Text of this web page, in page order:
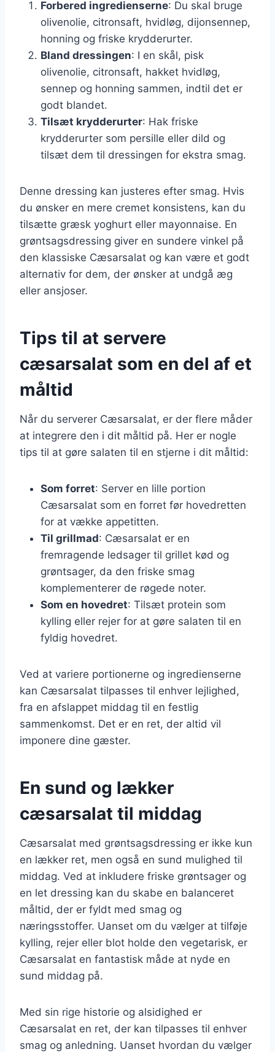
Forbered ingredienserne: Du skal bruge
olivenolie, citronsaft, hvidløg, dijonsennep,
honning og friske krydderurter.
Bland dressingen: I en skål, pisk
olivenolie, citronsaft, hakket hvidløg,
sennep og honning sammen, indtil det er
godt blandet.
Tilsæt krydderurter: Hak friske
krydderurter som persille eller dild og
tilsæt dem til dressingen for ekstra smag.
Denne dressing kan justeres efter smag. Hvis
du ønsker en mere cremet konsistens, kan du
tilsætte græsk yoghurt eller mayonnaise. En
grøntsagsdressing giver en sundere vinkel på
den klassiske Cæsarsalat og kan være et godt
alternativ for dem, der ønsker at undgå æg
eller ansjoser.
Tips til at servere
cæsarsalat som en del af et
måltid
Når du serverer Cæsarsalat, er der flere måder
at integrere den i dit måltid på. Her er nogle
tips til at gøre salaten til en stjerne i dit måltid:
Som forret: Server en lille portion
Cæsarsalat som en forret før hovedretten
for at vække appetitten.
Til grillmad: Cæsarsalat er en
fremragende ledsager til grillet kød og
grøntsager, da den friske smag
komplementerer de røgede noter.
Som en hovedret: Tilsæt protein som
kylling eller rejer for at gøre salaten til en
fyldig hovedret.
Ved at variere portionerne og ingredienserne
kan Cæsarsalat tilpasses til enhver lejlighed,
fra en afslappet middag til en festlig
sammenkomst. Det er en ret, der altid vil
imponere dine gæster.
En sund og lækker
cæsarsalat til middag
Cæsarsalat med grøntsagsdressing er ikke kun
en lækker ret, men også en sund mulighed til
middag. Ved at inkludere friske grøntsager og
en let dressing kan du skabe en balanceret
måltid, der er fyldt med smag og
næringsstoffer. Uanset om du vælger at tilføje
kylling, rejer eller blot holde den vegetarisk, er
Cæsarsalat en fantastisk måde at nyde en
sund middag på.
Med sin rige historie og alsidighed er
Cæsarsalat en ret, der kan tilpasses til enhver
smag og anledning. Uanset hvordan du vælger